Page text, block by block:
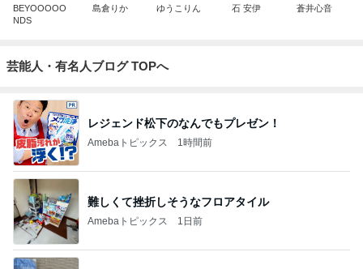
BEYOOOOO
NDS
島倉りか ゆうこりん 石 安伊 蒼井心音
芸能人・有名人ブログ TOPへ
レジェンド松下のなんでもプレゼン！
Amebaトピックス 1時間前
難しくて挫折しそうなフロアタイル
Amebaトピックス 1日前